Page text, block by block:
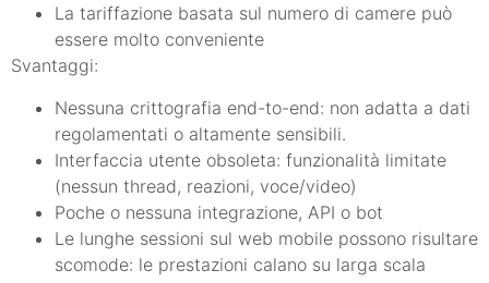
La tariffazione basata sul numero di camere può
essere molto conveniente
Svantaggi:
Nessuna crittografia end-to-end: non adatta a dati
regolamentati o altamente sensibili.
Interfaccia utente obsoleta: funzionalità limitate
(nessun thread, reazioni, voce/video)
Poche o nessuna integrazione, API o bot
Le lunghe sessioni sul web mobile possono risultare
scomode: le prestazioni calano su larga scala